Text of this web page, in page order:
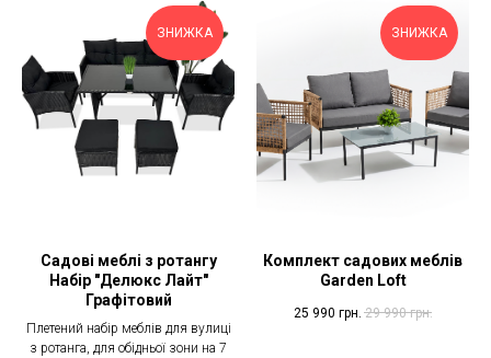
ЗНИЖКА
Садові меблі з ротангу
Набір "Делюкс Лайт"
Графітовий
Плетений набір меблів для вулиці
з ротанга, для обідньої зони на 7
ЗНИЖКА
Комплект садових меблів
Garden Loft
25 990 грн. 29 990 грн.